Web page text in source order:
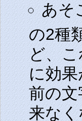
あそ
の2種
ど、
に効
前の
来な